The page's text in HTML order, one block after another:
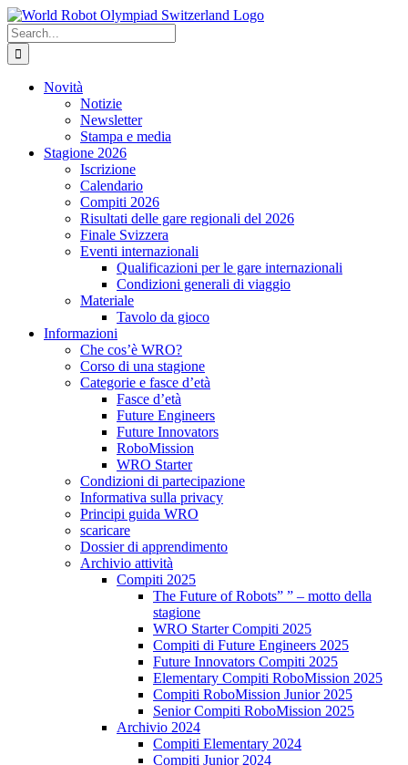
Skip
to
content
Search
for:
Novità
Notizie
Newsletter
Stampa e media
Stagione 2026
Iscrizione
Calendario
Compiti 2026
Risultati delle gare regionali del 2026
Finale Svizzera
Eventi internazionali
Qualificazioni per le gare internazionali
Condizioni generali di viaggio
Materiale
Tavolo da gioco
Informazioni
Che cos’è WRO?
Corso di una stagione
Categorie e fasce d’età
Fasce d’età
Future Engineers
Future Innovators
RoboMission
WRO Starter
Condizioni di partecipazione
Informativa sulla privacy
Principi guida WRO
scaricare
Dossier di apprendimento
Archivio attività
Compiti 2025
The Future of Robots” ” – motto della
stagione
WRO Starter Compiti 2025
Compiti di Future Engineers 2025
Future Innovators Compiti 2025
Elementary Compiti RoboMission 2025
Compiti RoboMission Junior 2025
Senior Compiti RoboMission 2025
Archivio 2024
Compiti Elementary 2024
Compiti Junior 2024